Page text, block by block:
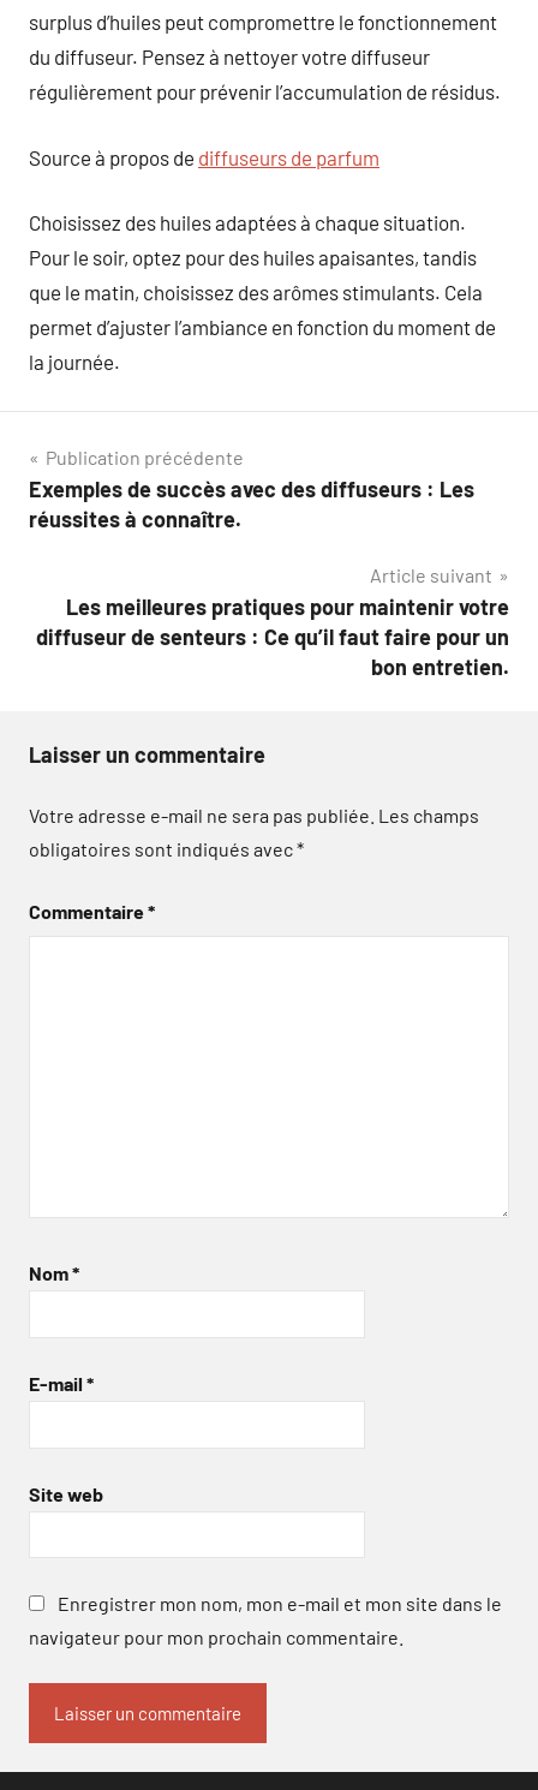
surplus d’huiles peut compromettre le fonctionnement
du diffuseur. Pensez à nettoyer votre diffuseur
régulièrement pour prévenir l’accumulation de résidus.
Source à propos de diffuseurs de parfum
Choisissez des huiles adaptées à chaque situation.
Pour le soir, optez pour des huiles apaisantes, tandis
que le matin, choisissez des arômes stimulants. Cela
permet d’ajuster l’ambiance en fonction du moment de
la journée.
Navigation
de
Publication précédente
Exemples de succès avec des diffuseurs : Les
réussites à connaître.
Article suivant
Les meilleures pratiques pour maintenir votre
diffuseur de senteurs : Ce qu’il faut faire pour un
bon entretien.
Laisser un commentaire
Votre adresse e-mail ne sera pas publiée. Les champs
obligatoires sont indiqués avec*
Commentaire*
Nom*
E-mail *
Site web
Enregistrer mon nom, mon e-mail et mon site dans le
navigateur pour mon prochain commentaire.